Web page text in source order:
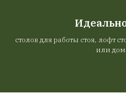
столов для работы стоя, лофт
или